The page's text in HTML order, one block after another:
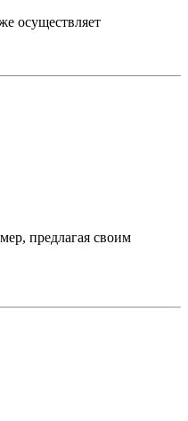
осуществляет
предлагая своим